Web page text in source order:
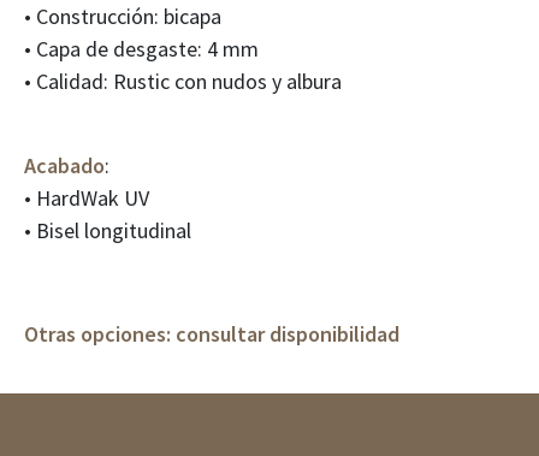
• Construcción: bicapa
• Capa de desgaste: 4 mm
• Calidad: Rustic con nudos y albura
Acabado:
• HardWak UV
• Bisel longitudinal
Otras opciones: consultar disponibilidad